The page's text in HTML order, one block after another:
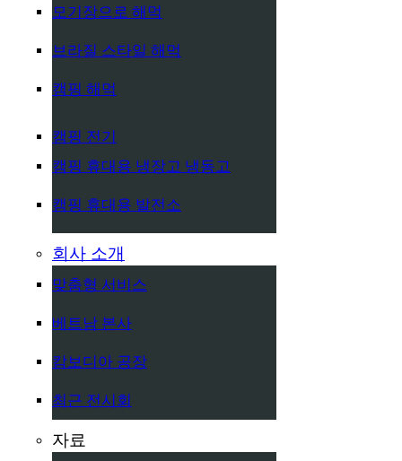
모기장으로 해먹
브라질 스타일 해먹
캠핑 해먹
캠핑 전기
캠핑 휴대용 냉장고 냉동고
캠핑 휴대용 발전소
회사 소개
맞춤형 서비스
베트남 본사
캄보디아 공장
최근 전시회
자료